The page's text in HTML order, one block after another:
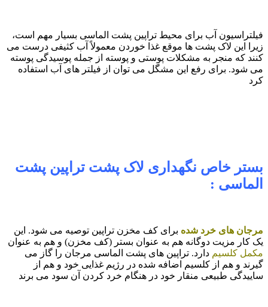
فیلتراسیون آب برای محیط تراپین پشت الماسی بسیار مهم است،
زیرا این لاک پشت ها موقع غذا خوردن معمولاً آب کثیفی درست می
کنند که منجر به مشکلات پوستی و پوسته از جمله پوسیدگی پوسته
می شود. برای رفع این مشگل می توان از فیلتر های آب استفاده
کرد
بستر خاص نگهداری لاک پشت تراپین پشت
الماسی :
مرجان های خرد شده برای کف مخزن تراپین توصیه می شود. این
یک کار مزیت دوگانه هم به عنوان بستر (کف مخزن) و هم به عنوان
مکمل کلسیم دارد. تراپین های پشت الماسی مرجان را گاز می
گیرند و هم از کلسیم اضافه شده در رژیم غذایی خود و هم از
ساییدگی طبیعی منقار خود در هنگام خرد کردن آن سود می برند